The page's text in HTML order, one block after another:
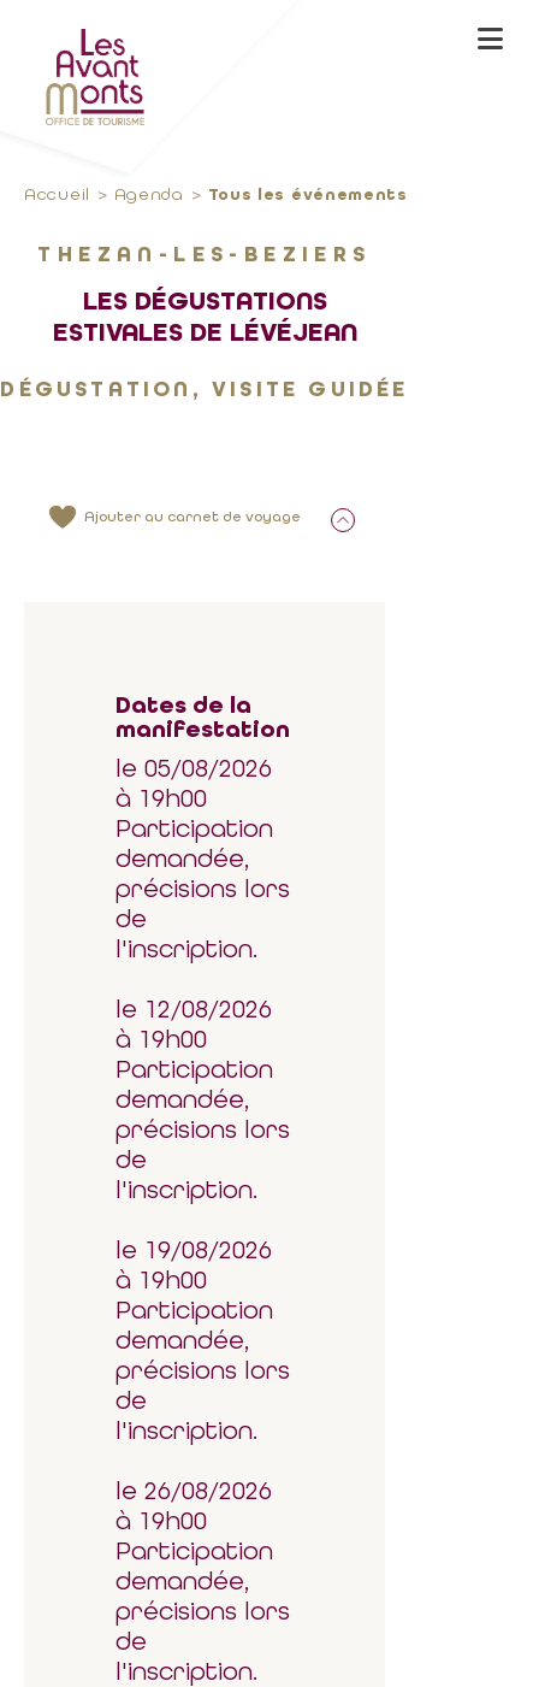
Accueil Agenda Tous les événements
THEZAN-LES-BEZIERS
LES DÉGUSTATIONS
ESTIVALES DE LÉVÉJEAN
DÉGUSTATION, VISITE GUIDÉE
Ajouter au carnet de voyage
Dates de la
manifestation
le 05/08/2026
à 19h00
Participation
demandée,
précisions lors
de
l'inscription.
le 12/08/2026
à 19h00
Participation
demandée,
précisions lors
de
l'inscription.
le 19/08/2026
à 19h00
Participation
demandée,
précisions lors
de
l'inscription.
le 26/08/2026
à 19h00
Participation
demandée,
précisions lors
de
l'inscription.